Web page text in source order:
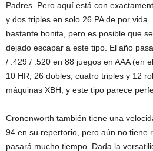
Padres. Pero aquí está con
y dos triples en solo 26 PA de por
bastante bonita, pero es posible que
dejado escapar a este tipo. El año
/ .429 / .520 en 88 juegos en AAA (en
10 HR, 26 dobles, cuatro triples y 12
máquinas XBH, y este tipo parece
Cronenworth también tiene una
94 en su repertorio, pero aún no tiene
pasará mucho tiempo. Dada la